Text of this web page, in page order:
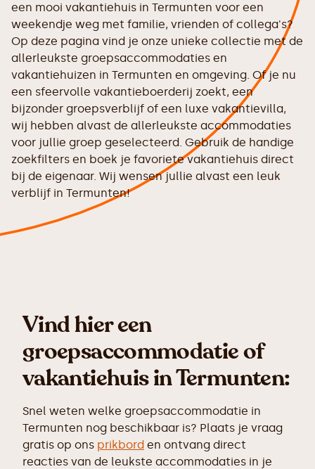
een mooi vakantiehuis in Termunten voor een
weekendje weg met familie, vrienden of collega's?
Op deze pagina vind je onze unieke collectie met de
allerleukste groepsaccommodaties en
vakantiehuizen in Termunten en omgeving. Of je nu
een sfeervolle vakantieboerderij zoekt, een
bijzonder groepsverblijf of een luxe vakantievilla,
wij hebben alvast de allerleukste accommodaties
voor jullie groep geselecteerd. Gebruik de handige
zoekfilters en boek je favoriete vakantiehuis direct
bij de eigenaar. Wij wensen jullie alvast een leuk
verblijf in Termunten!
Vind hier een
groepsaccommodatie of
vakantiehuis in Termunten:
Snel weten welke groepsaccommodatie in
Termunten nog beschikbaar is? Plaats je vraag
gratis op ons prikbord en ontvang direct
reacties van de leukste accommodaties in je